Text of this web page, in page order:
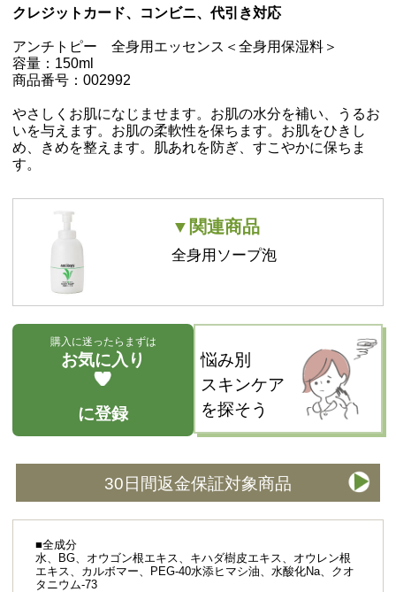
クレジットカード、コンビニ、代引き対応
アンチトピー 全身用エッセンス＜全身用保湿料＞
容量：150ml
商品番号：002992
やさしくお肌になじませます。お肌の水分を補い、うるお
いを与えます。お肌の柔軟性を保ちます。お肌をひきし
め、きめを整えます。肌あれを防ぎ、すこやかに保ちま
す。
▼関連商品
全身用ソープ泡
購入に迷ったらまずは
お気に入り
に登録
悩み別
スキンケア
を探そう
30日間返金保証対象商品
■全成分
水、BG、オウゴン根エキス、キハダ樹皮エキス、オウレン根
エキス、カルボマー、PEG-40水添ヒマシ油、水酸化Na、クオ
タニウム-73